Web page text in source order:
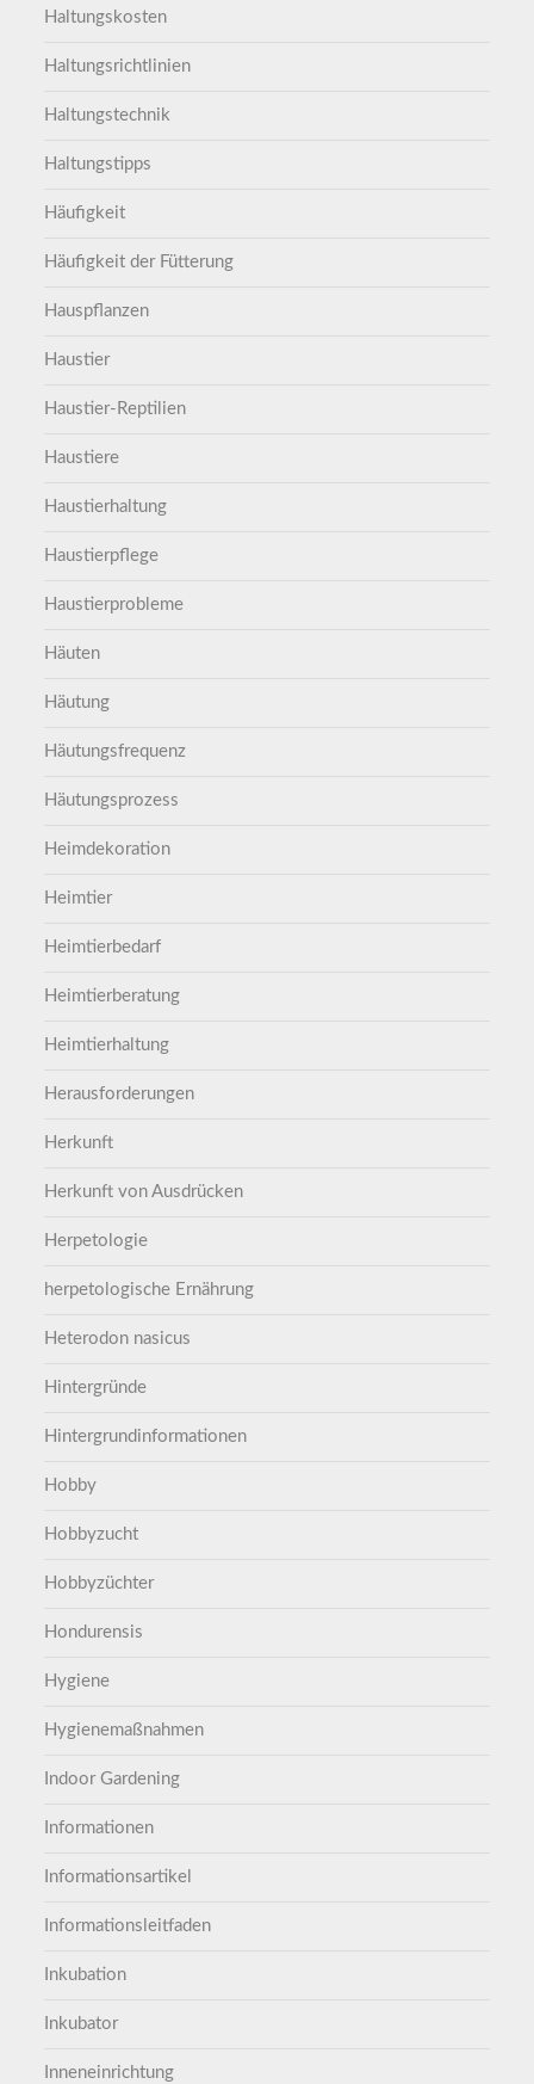
Haltungskosten
Haltungsrichtlinien
Haltungstechnik
Haltungstipps
Häufigkeit
Häufigkeit der Fütterung
Hauspflanzen
Haustier
Haustier-Reptilien
Haustiere
Haustierhaltung
Haustierpflege
Haustierprobleme
Häuten
Häutung
Häutungsfrequenz
Häutungsprozess
Heimdekoration
Heimtier
Heimtierbedarf
Heimtierberatung
Heimtierhaltung
Herausforderungen
Herkunft
Herkunft von Ausdrücken
Herpetologie
herpetologische Ernährung
Heterodon nasicus
Hintergründe
Hintergrundinformationen
Hobby
Hobbyzucht
Hobbyzüchter
Hondurensis
Hygiene
Hygienemaßnahmen
Indoor Gardening
Informationen
Informationsartikel
Informationsleitfaden
Inkubation
Inkubator
Inneneinrichtung